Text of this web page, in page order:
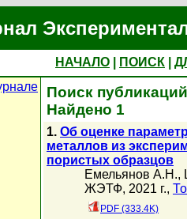
НАЧАЛО ПОИСК
Поиск
Найдено 1
1. Об оценке
металлов из
пористых образцов
Емельянов А.Н.,
ЖЭТФ, 2021 г.,
PDF (333.4K)